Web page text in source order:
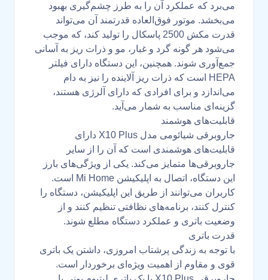
می‌برد که عملکرد آن را به طرز چشم‌گیری بهبود
می‌بخشد. موتور فوق‌العاده قدرتمند آن می‌تواند
قدرت مکش 2500 پاسکال را تولید کند، که موجب
می‌شود هر گونه گرد و غبار، مو و ذرات ریز به آسانی
جمع‌آوری شوند. همچنین، این دستگاه دارای فیلتر
HEPA است که ذرات ریز آلاینده را نیز به دام
می‌اندازد و برای افرادی که دارای آلرژی هستند،
گزینه‌ای مناسب به شمار می‌آید.
قابلیت‌های هوشمند
جاروبرقی شیائومی مدل X10 Plus دارای
قابلیت‌های هوشمندی است که آن را از سایر
جاروبرقی‌ها متمایز می‌کند. یکی از ویژگی‌های بارز
این دستگاه، اتصال به اپلیکیشن Mi Home است.
کاربران می‌توانند از طریق این اپلیکیشن، دستگاه را
کنترل کنند، برنامه‌های نظافتی تنظیم کنند و از
وضعیت باتری و عملکرد دستگاه مطلع شوند.
قدرت باتری
با توجه به زندگی پرشتاب امروزی، داشتن یک باتری
قوی و مقاوم از اهمیت ویژه‌ای برخوردار است.